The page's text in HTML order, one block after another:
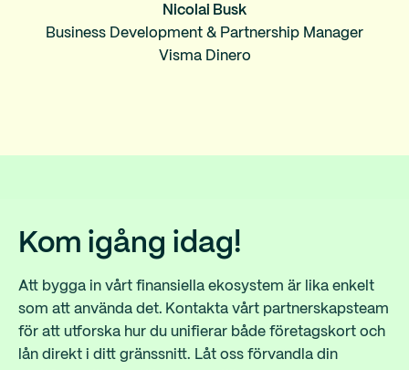
Nicolai Busk
Business Development & Partnership Manager
Visma Dinero
Kom igång idag!
Att bygga in vårt finansiella ekosystem är lika enkelt
som att använda det. Kontakta vårt partnerskapsteam
för att utforska hur du unifierar både företagskort och
lån direkt i ditt gränssnitt. Låt oss förvandla din